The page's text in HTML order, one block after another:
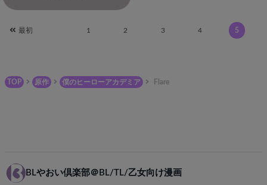
最初 1 2 3 4 5
TOP 原作 僕のヒーローアカデミア Flare
BLやおい倶楽部＠BL/TL/乙女向け漫画